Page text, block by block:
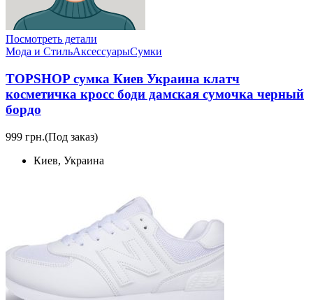
Посмотреть детали
Мода и СтильАксессуарыСумки
TOPSHOP сумка Киев Украина клатч
косметичка кросс боди дамская сумочка черный
бордо
999 грн.(Под заказ)
Киев, Украина